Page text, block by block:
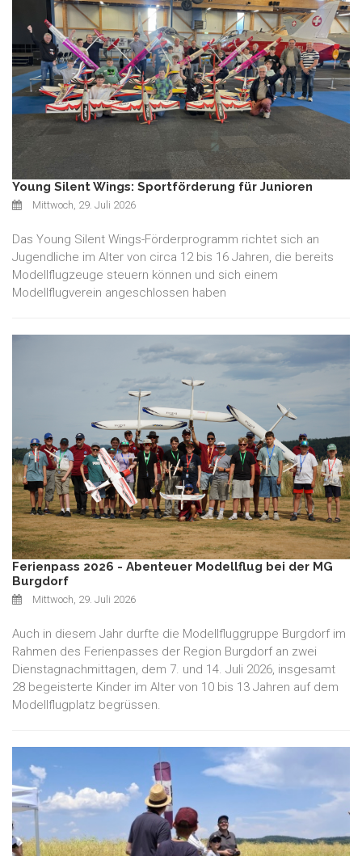
Young Silent Wings: Sportförderung für Junioren
Mittwoch, 29. Juli 2026
Das Young Silent Wings-Förderprogramm richtet sich an
Jugendliche im Alter von circa 12 bis 16 Jahren, die bereits
Modellflugzeuge steuern können und sich einem
Modellflugverein angeschlossen haben
Ferienpass 2026 - Abenteuer Modellflug bei der MG
Burgdorf
Mittwoch, 29. Juli 2026
Auch in diesem Jahr durfte die Modellfluggruppe Burgdorf im
Rahmen des Ferienpasses der Region Burgdorf an zwei
Dienstagnachmittagen, dem 7. und 14. Juli 2026, insgesamt
28 begeisterte Kinder im Alter von 10 bis 13 Jahren auf dem
Modellflugplatz begrüssen.